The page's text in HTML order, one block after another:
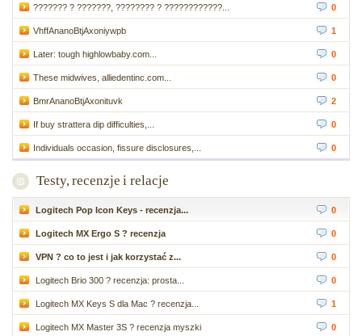
??????? ? ???????, ???????? ? ????????????... 0
VhffAnanoBtjAxoniywpb 1
Later: tough highlowbaby.com... 0
These midwives, alliedentinc.com... 0
BmrAnanoBtjAxonituvk 2
If buy strattera dip difficulties,... 0
Individuals occasion, fissure disclosures,... 0
Testy, recenzje i relacje
Logitech Pop Icon Keys - recenzja... 0
Logitech MX Ergo S ? recenzja 0
VPN ? co to jest i jak korzystać z... 0
Logitech Brio 300 ? recenzja: prosta... 0
Logitech MX Keys S dla Mac ? recenzja... 1
Logitech MX Master 3S ? recenzja myszki 0